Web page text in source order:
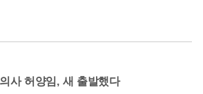
사 허양임, 새 출발했다